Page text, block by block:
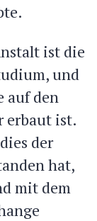
ist die
und
auf den
erbaut ist.
der
hat,
mit dem